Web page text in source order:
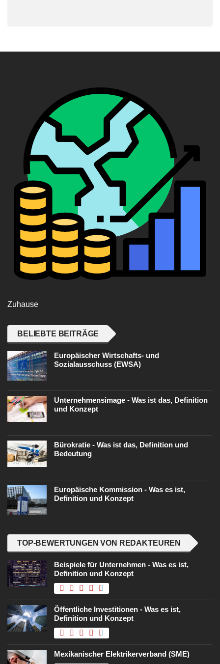
Zuhause
BELIEBTE BEITRÄGE
Europäischer Wirtschafts- und
Sozialausschuss (EWSA)
Unternehmensimage - Was ist das, Definition
und Konzept
Bürokratie - Was ist das, Definition und
Bedeutung
Europäische Kommission - Was es ist,
Definition und Konzept
TOP-BEWERTUNGEN VON REDAKTEUREN
Beispiele für Unternehmen - Was es ist,
Definition und Konzept
Öffentliche Investitionen - Was es ist,
Definition und Konzept
Mexikanischer Elektrikerverband (SME)